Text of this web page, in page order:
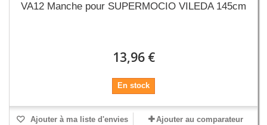
VA12 Manche pour SUPERMOCIO VILEDA 145cm
13,96 €
En stock
Ajouter à ma liste d'envies Ajouter au comparateur